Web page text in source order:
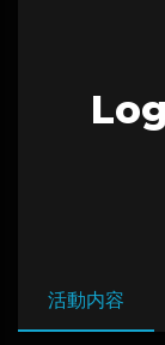
活動内容